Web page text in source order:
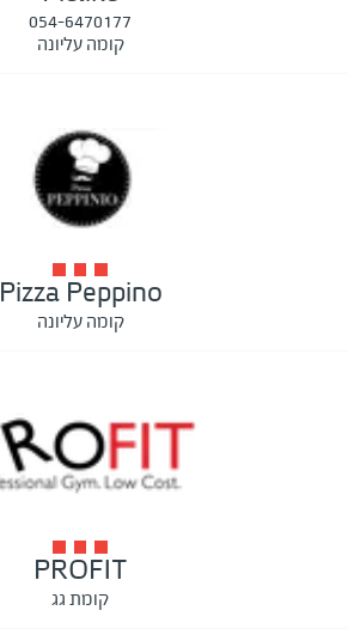
054-6470177
קומה עליונה
Pizza Peppino
קומה עליונה
PROFIT
קומת גג